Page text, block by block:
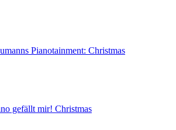
Pianotainment: Christmas
gefällt mir! Christmas